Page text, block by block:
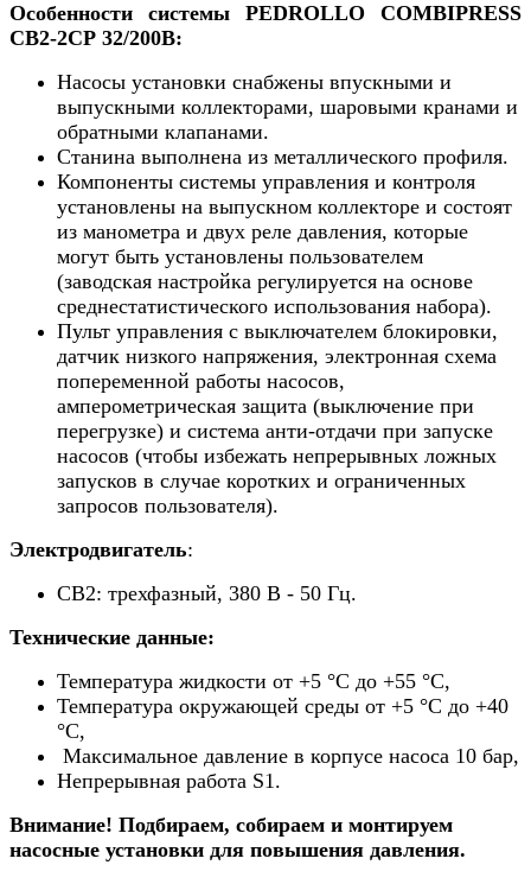
Особенности системы PEDROLLO COMBIPRESS
CB2-2CP 32/200B:
Насосы установки снабжены впускными и
выпускными коллекторами, шаровыми кранами и
обратными клапанами.
Станина выполнена из металлического профиля.
Компоненты системы управления и контроля
установлены на выпускном коллекторе и состоят
из манометра и двух реле давления, которые
могут быть установлены пользователем
(заводская настройка регулируется на основе
среднестатистического использования набора).
Пульт управления с выключателем блокировки,
датчик низкого напряжения, электронная схема
попеременной работы насосов,
амперометрическая защита (выключение при
перегрузке) и система анти-отдачи при запуске
насосов (чтобы избежать непрерывных ложных
запусков в случае коротких и ограниченных
запросов пользователя).
Электродвигатель:
CB2: трехфазный, 380 В - 50 Гц.
Технические данные:
Температура жидкости от +5 °C до +55 °C,
Температура окружающей среды от +5 °C до +40
°C,
Максимальное давление в корпусе насоса 10 бар,
Непрерывная работа S1.
Внимание! Подбираем, собираем и монтируем
насосные установки для повышения давления.